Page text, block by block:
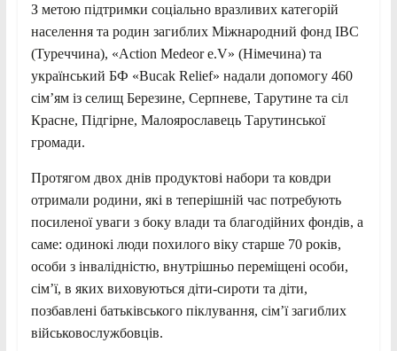
З метою підтримки соціально вразливих категорій
населення та родин загиблих Міжнародний фонд ІВС
(Туреччина), «Action Medeor е.V» (Німечина) та
український БФ «Bucak Relief» надали допомогу 460
сім’ям із селищ Березине, Серпневе, Тарутине та сіл
Красне, Підгірне, Малоярославець Тарутинської
громади.
Протягом двох днів продуктові набори та ковдри
отримали родини, які в теперішній час потребують
посиленої уваги з боку влади та благодійних фондів, а
саме: одинокі люди похилого віку старше 70 років,
особи з інвалідністю, внутрішньо переміщені особи,
сім’ї, в яких виховуються діти-сироти та діти,
позбавлені батьківського піклування, сім’ї загиблих
військовослужбовців.